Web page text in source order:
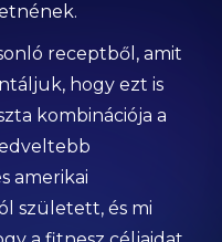
receptből, amit
hogy ezt is
kombinációja a
amerikai
született, és mi